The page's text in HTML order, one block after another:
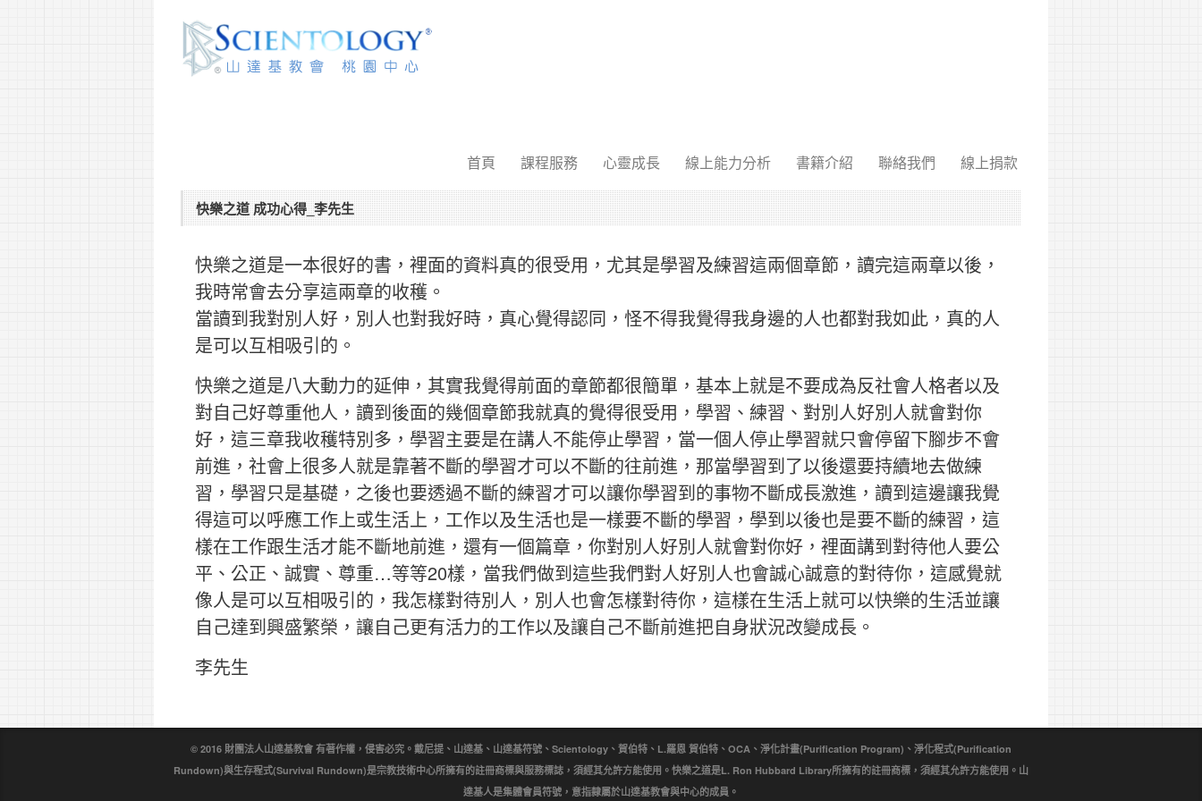
首頁 課程服務 心靈成長 線上能力分析 書籍介紹 聯絡我們 線上捐款
快樂之道 成功心得_李先生
快樂之道是一本很好的書，裡面的資料真的很受用，尤其是學習及練習這兩個章節，讀完這兩章以後，
我時常會去分享這兩章的收穫。
當讀到我對別人好，別人也對我好時，真心覺得認同，怪不得我覺得我身邊的人也都對我如此，真的人
是可以互相吸引的。
快樂之道是八大動力的延伸，其實我覺得前面的章節都很簡單，基本上就是不要成為反社會人格者以及
對自己好尊重他人，讀到後面的幾個章節我就真的覺得很受用，學習、練習、對別人好別人就會對你
好，這三章我收穫特別多，學習主要是在講人不能停止學習，當一個人停止學習就只會停留下腳步不會
前進，社會上很多人就是靠著不斷的學習才可以不斷的往前進，那當學習到了以後還要持續地去做練
習，學習只是基礎，之後也要透過不斷的練習才可以讓你學習到的事物不斷成長激進，讀到這邊讓我覺
得這可以呼應工作上或生活上，工作以及生活也是一樣要不斷的學習，學到以後也是要不斷的練習，這
樣在工作跟生活才能不斷地前進，還有一個篇章，你對別人好別人就會對你好，裡面講到對待他人要公
平、公正、誠實、尊重…等等20樣，當我們做到這些我們對人好別人也會誠心誠意的對待你，這感覺就
像人是可以互相吸引的，我怎樣對待別人，別人也會怎樣對待你，這樣在生活上就可以快樂的生活並讓
自己達到興盛繁榮，讓自己更有活力的工作以及讓自己不斷前進把自身狀況改變成長。
李先生
© 2016 財團法人山達基教會 有著作權，侵害必究。戴尼提、山達基、山達基符號、Scientology、賀伯特、L.羅恩 賀伯特、OCA、淨化計畫(Purification Program)、淨化程式(Purification
Rundown)與生存程式(Survival Rundown)是宗教技術中心所擁有的註冊商標與服務標誌，須經其允許方能使用。快樂之道是L. Ron Hubbard Library所擁有的註冊商標，須經其允許方能使用。山
達基人是集體會員符號，意指隸屬於山達基教會與中心的成員。